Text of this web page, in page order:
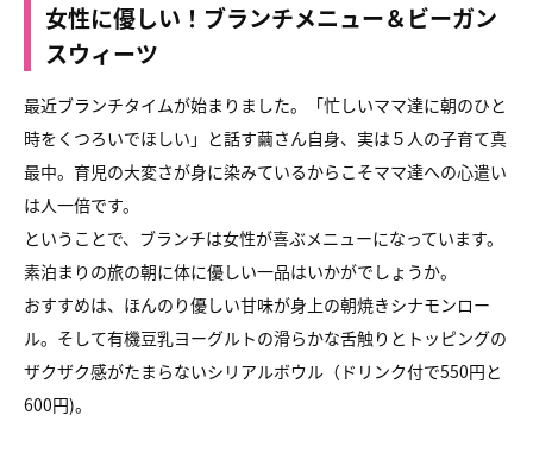
女性に優しい！ブランチメニュー＆ビーガン
スウィーツ
最近ブランチタイムが始まりました。「忙しいママ達に朝のひと
時をくつろいでほしい」と話す繭さん自身、実は５人の子育て真
最中。育児の大変さが身に染みているからこそママ達への心遣い
は人一倍です。
ということで、ブランチは女性が喜ぶメニューになっています。
素泊まりの旅の朝に体に優しい一品はいかがでしょうか。
おすすめは、ほんのり優しい甘味が身上の朝焼きシナモンロー
ル。そして有機豆乳ヨーグルトの滑らかな舌触りとトッピングの
ザクザク感がたまらないシリアルボウル（ドリンク付で550円と
600円)。